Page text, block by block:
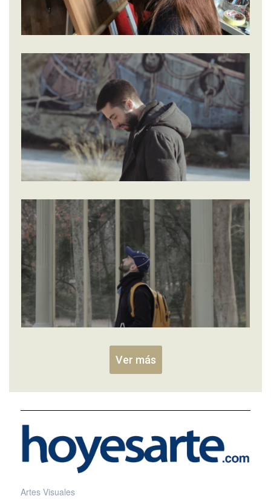
Ver más
Artes Visuales